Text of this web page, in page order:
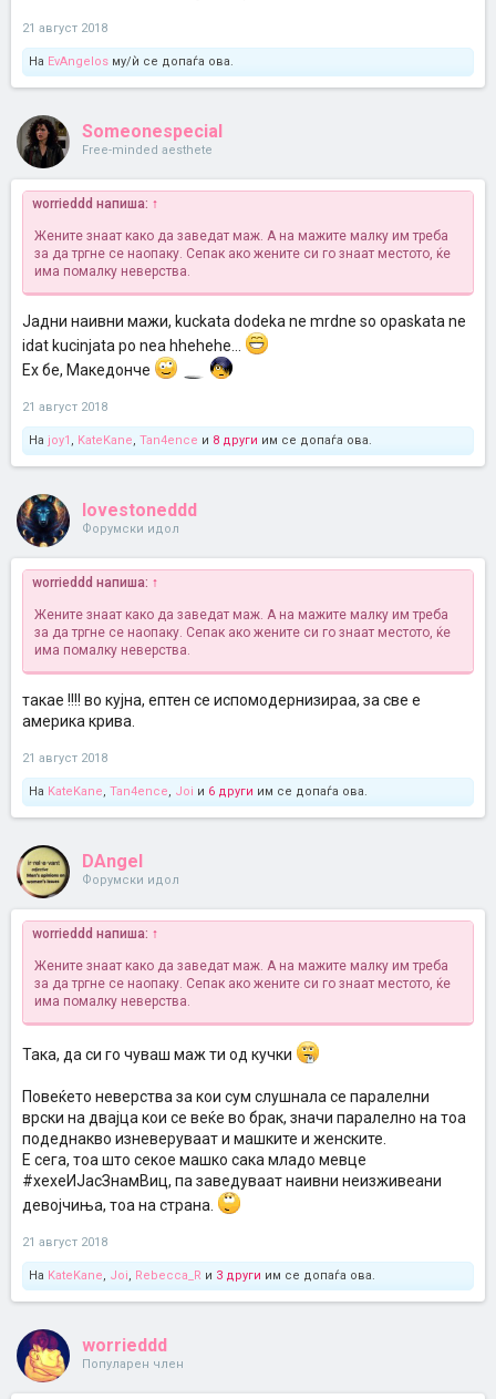
21 август 2018
На EvAngelos му/ѝ се допаѓа ова.
Someonespecial
Free-minded aesthete
worrieddd напиша: ↑
Жените знаат како да заведат маж. А на мажите малку им треба
за да тргне се наопаку. Сепак ако жените си го знаат местото, ќе
има помалку неверства.
Јадни наивни мажи, kuckata dodeka ne mrdne so opaskata ne
idat kucinjata po nea hhehehe...
Ех бе, Македонче
21 август 2018
На joy1 , KateKane, Tan4ence и 8 други им се допаѓа ова.
lovestoneddd
Форумски идол
worrieddd напиша: ↑
Жените знаат како да заведат маж. А на мажите малку им треба
за да тргне се наопаку. Сепак ако жените си го знаат местото, ќе
има помалку неверства.
такае !!!! во кујна, ептен се испомодернизираа, за све е
америка крива.
21 август 2018
На KateKane, Tan4ence, Joi и 6 други им се допаѓа ова.
DAngel
Форумски идол
worrieddd напиша: ↑
Жените знаат како да заведат маж. А на мажите малку им треба
за да тргне се наопаку. Сепак ако жените си го знаат местото, ќе
има помалку неверства.
Така, да си го чуваш маж ти од кучки
Повеќето неверства за кои сум слушнала се паралелни
врски на двајца кои се веќе во брак, значи паралелно на тоа
подеднакво изневеруваат и машките и женските.
Е сега, тоа што секое машко сака младо мевце
#хехеИЈасЗнамВиц, па заведуваат наивни неизживеани
девојчиња, тоа на страна.
21 август 2018
На KateKane, Joi, Rebecca_R и 3 други им се допаѓа ова.
worrieddd
Популарен член